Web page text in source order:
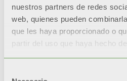
nuestros partners de redes
web, quienes pueden
que les haya proporcionado o
partir del uso que haya hecho
Regulación
“Quiet” para la